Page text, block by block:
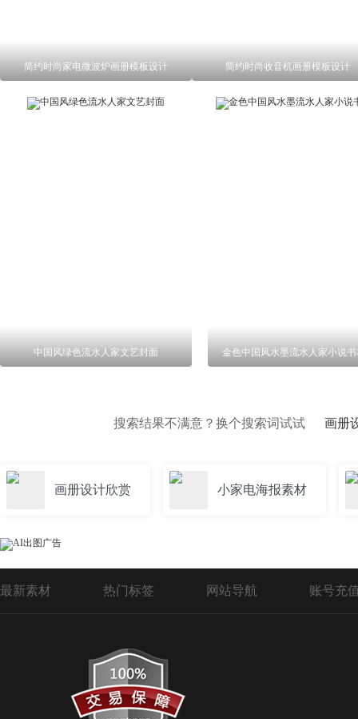
简约时尚家电微波炉画册模板设计 简约时尚收音机画册模板设计
中国风绿色流水人家文艺封面 金色中国风水墨流水人家小说
搜索结果不满意？换个搜索词试试 画册
画册设计欣赏 小家电海报素材
最新素材 热门标签 网站导航 账号充